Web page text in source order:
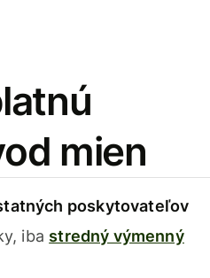
mien
poskytovateľov
iba stredný výmenný